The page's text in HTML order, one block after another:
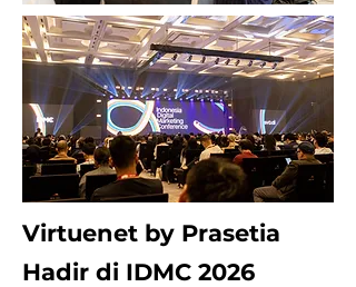
Virtuenet by Prasetia
Hadir di IDMC 2026